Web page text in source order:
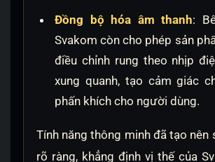
Đồng bộ hóa âm thanh:
Svakom còn cho phép sản
điều chỉnh rung theo nhịp
xung quanh, tạo cảm giác
phấn khích cho người dùng.
Tính năng thông minh đã tạo nên
rõ ràng, khẳng định vị thế của